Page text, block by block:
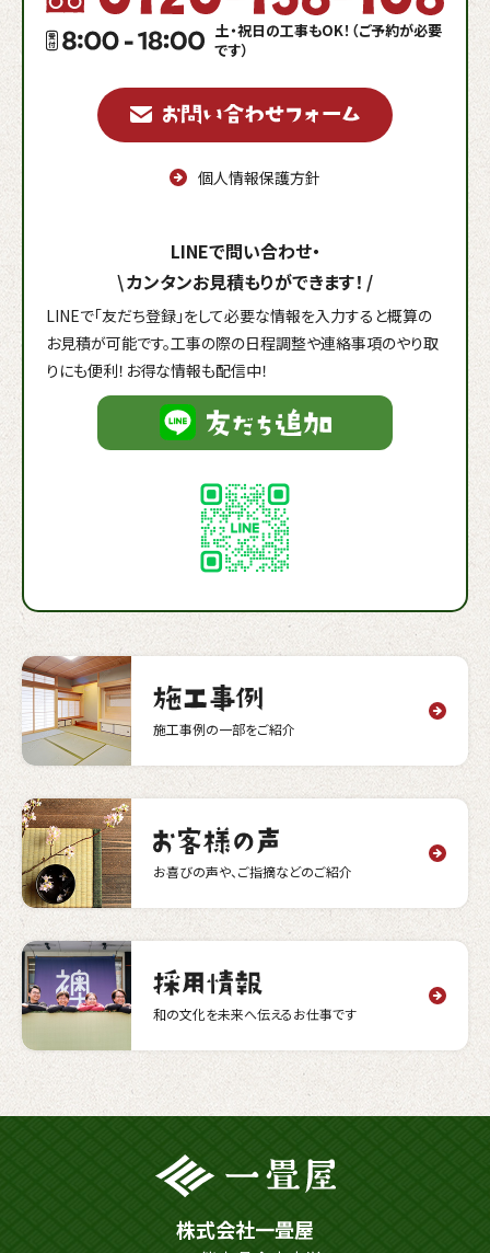
土・祝日の工事もOK！（ご予約が必要
です）
個人情報保護方針
\
LINEで問い合わせ・
カンタンお見積もりができます！ /
LINEで「友だち登録」をして必要な情報を入力すると概算の
お見積が可能です。工事の際の日程調整や連絡事項のやり取
りにも便利！お得な情報も配信中！
施工事例の一部をご紹介
お喜びの声や、ご指摘などのご紹介
和の文化を未来へ伝えるお仕事です
株式会社一畳屋